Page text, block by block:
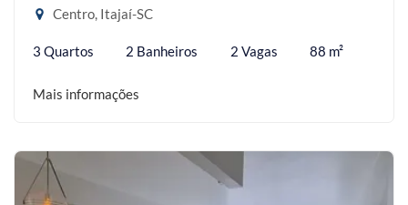
Centro, Itajaí-SC
3 Quartos 2 Banheiros 2 Vagas 88 m²
Mais informações